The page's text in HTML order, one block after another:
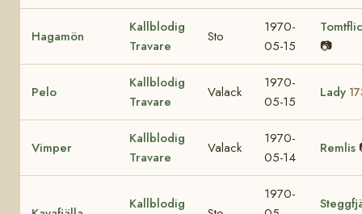
Hagamön
Kallblodig
Travare
Sto
1970-
05-15
📷
Pelo
Kallblodig
Travare
Valack
1970-
05-15
Lady
Vimper
Kallblodig
Travare
Valack
1970-
05-14
Remlis
Kallblodig
1970-